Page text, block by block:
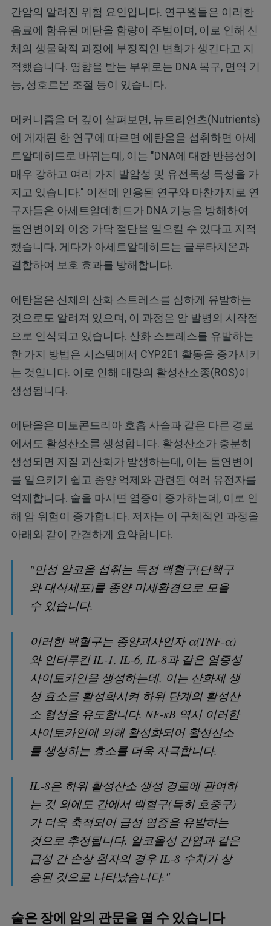
간암의 알려진 위험 요인입니다. 연구원들은 이러한
음료에 함유된 에탄올 함량이 주범이며, 이로 인해 신
체의 생물학적 과정에 부정적인 변화가 생긴다고 지
적했습니다. 영향을 받는 부위로는 DNA 복구, 면역 기
능, 성호르몬 조절 등이 있습니다.
메커니즘을 더 깊이 살펴보면, 뉴트리언츠(Nutrients)
에 게재된 한 연구에 따르면 에탄올을 섭취하면 아세
트알데히드로 바뀌는데, 이는 "DNA에 대한 반응성이
매우 강하고 여러 가지 발암성 및 유전독성 특성을 가
지고 있습니다." 이전에 인용된 연구와 마찬가지로 연
구자들은 아세트알데히드가 DNA 기능을 방해하여
돌연변이와 이중 가닥 절단을 일으킬 수 있다고 지적
했습니다. 게다가 아세트알데히드는 글루타치온과
결합하여 보호 효과를 방해합니다.
에탄올은 신체의 산화 스트레스를 심하게 유발하는
것으로도 알려져 있으며, 이 과정은 암 발병의 시작점
으로 인식되고 있습니다. 산화 스트레스를 유발하는
한 가지 방법은 시스템에서 CYP2E1 활동을 증가시키
는 것입니다. 이로 인해 대량의 활성산소종(ROS)이
생성됩니다.
에탄올은 미토콘드리아 호흡 사슬과 같은 다른 경로
에서도 활성산소를 생성합니다. 활성산소가 충분히
생성되면 지질 과산화가 발생하는데, 이는 돌연변이
를 일으키기 쉽고 종양 억제와 관련된 여러 유전자를
억제합니다. 술을 마시면 염증이 증가하는데, 이로 인
해 암 위험이 증가합니다. 저자는 이 구체적인 과정을
아래와 같이 간결하게 요약합니다.
"만성 알코올 섭취는 특정 백혈구(단핵구
와 대식세포)를 종양 미세환경으로 모을
수 있습니다.
이러한 백혈구는 종양괴사인자 α(TNF-α)
와 인터루킨 IL-1, IL-6, IL-8과 같은 염증성
사이토카인을 생성하는데, 이는 산화제 생
성 효소를 활성화시켜 하위 단계의 활성산
소 형성을 유도합니다. NF-κB 역시 이러한
사이토카인에 의해 활성화되어 활성산소
를 생성하는 효소를 더욱 자극합니다.
IL-8은 하위 활성산소 생성 경로에 관여하
는 것 외에도 간에서 백혈구(특히 호중구)
가 더욱 축적되어 급성 염증을 유발하는
것으로 추정됩니다. 알코올성 간염과 같은
급성 간 손상 환자의 경우 IL-8 수치가 상
승된 것으로 나타났습니다."
술은 장에 암의 관문을 열 수 있습니다